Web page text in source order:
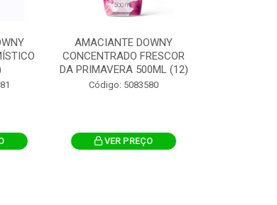
AMACIANTE DOWNY
CONCENTRADO FRESCOR
DA PRIMAVERA 500ML (12)
Código: 5083580
VER PREÇO